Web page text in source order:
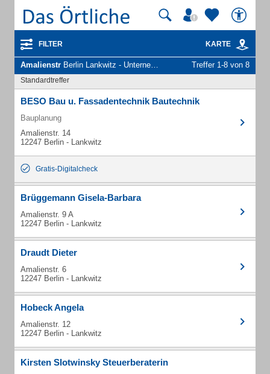
FILTER KARTE
Amalienstr Berlin Lankwitz - Unternehmen und Personen Treffer 1-8 von 8
Standardtreffer
BESO Bau u. Fassadentechnik Bautechnik
Bauplanung
Amalienstr. 14
12247 Berlin - Lankwitz
Gratis-Digitalcheck
Brüggemann Gisela-Barbara
Amalienstr. 9 A
12247 Berlin - Lankwitz
Draudt Dieter
Amalienstr. 6
12247 Berlin - Lankwitz
Hobeck Angela
Amalienstr. 12
12247 Berlin - Lankwitz
Kirsten Slotwinsky Steuerberaterin